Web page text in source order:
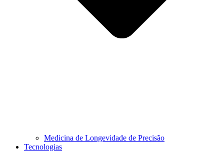
Medicina de Longevidade de Precisão
Tecnologias